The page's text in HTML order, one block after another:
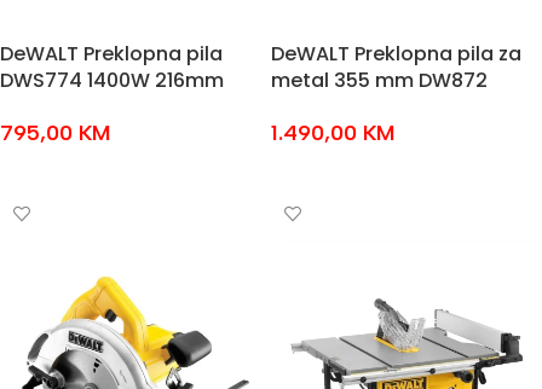
DeWALT Preklopna pila
DWS774 1400W 216mm
795,00 KM
DeWALT Preklopna pila za
metal 355 mm DW872
1.490,00 KM